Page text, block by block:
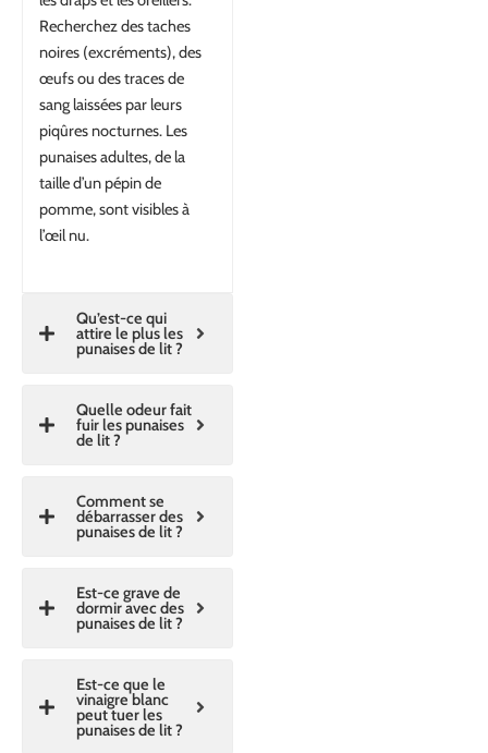
Recherchez des taches
noires (excréments), des
œufs ou des traces de
sang laissées par leurs
piqûres nocturnes. Les
punaises adultes, de la
taille d’un pépin de
pomme, sont visibles à
l’œil nu.
Qu’est-ce qui
attire le plus les
punaises de lit ?
Quelle odeur fait
fuir les punaises
de lit ?
Comment se
débarrasser des
punaises de lit ?
Est-ce grave de
dormir avec des
punaises de lit ?
Est-ce que le
vinaigre blanc
peut tuer les
punaises de lit ?